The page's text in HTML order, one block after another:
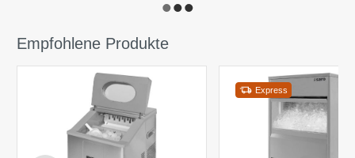
Empfohlene Produkte
Express